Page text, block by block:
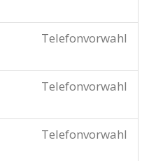
Telefonvorwahl
Telefonvorwahl
Telefonvorwahl